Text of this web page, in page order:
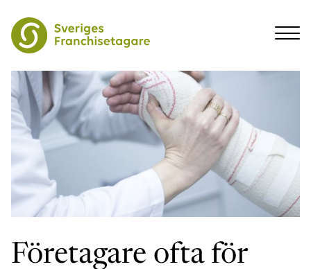
Företagare ofta för